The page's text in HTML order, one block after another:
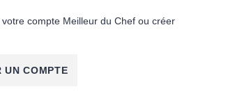
compte Meilleur du Chef ou créer
UN COMPTE